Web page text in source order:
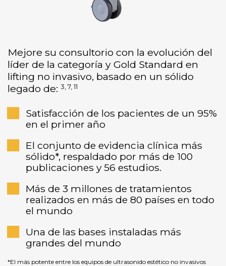
Mejore su consultorio con la evolución del
líder de la categoría y Gold Standard en
lifting no invasivo, basado en un sólido
legado de: 3, 7, 11
Satisfacción de los pacientes de un 95%
en el primer año
El conjunto de evidencia clínica más
sólido*, respaldado por más de 100
publicaciones y 56 estudios.
Más de 3 millones de tratamientos
realizados en más de 80 países en todo
el mundo
Una de las bases instaladas más
grandes del mundo
*El más potente entre los equipos de ultrasonido estético no invasivos